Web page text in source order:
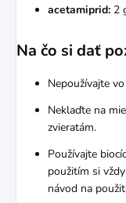
acetamiprid: 2
Na čo si dať
Nepoužívajte
Neklaďte na
zvieratám.
Používajte
použitím si
návod na